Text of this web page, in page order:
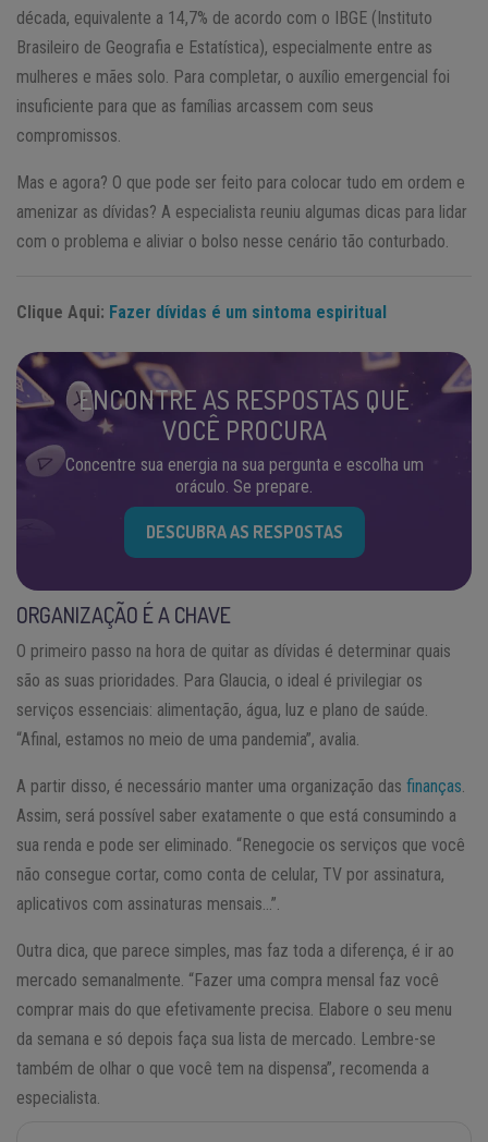
década, equivalente a 14,7% de acordo com o IBGE (Instituto
Brasileiro de Geografia e Estatística), especialmente entre as
mulheres e mães solo. Para completar, o auxílio emergencial foi
insuficiente para que as famílias arcassem com seus
compromissos.
Mas e agora? O que pode ser feito para colocar tudo em ordem e
amenizar as dívidas? A especialista reuniu algumas dicas para lidar
com o problema e aliviar o bolso nesse cenário tão conturbado.
Clique Aqui: Fazer dívidas é um sintoma espiritual
ENCONTRE AS RESPOSTAS QUE
VOCÊ PROCURA
Concentre sua energia na sua pergunta e escolha um
oráculo. Se prepare.
DESCUBRA AS RESPOSTAS
ORGANIZAÇÃO É A CHAVE
O primeiro passo na hora de quitar as dívidas é determinar quais
são as suas prioridades. Para Glaucia, o ideal é privilegiar os
serviços essenciais: alimentação, água, luz e plano de saúde.
“Afinal, estamos no meio de uma pandemia”, avalia.
A partir disso, é necessário manter uma organização das finanças
Assim, será possível saber exatamente o que está consumindo a
sua renda e pode ser eliminado. “Renegocie os serviços que você
não consegue cortar, como conta de celular, TV por assinatura,
aplicativos com assinaturas mensais…”.
Outra dica, que parece simples, mas faz toda a diferença, é ir ao
mercado semanalmente. “Fazer uma compra mensal faz você
comprar mais do que efetivamente precisa. Elabore o seu menu
da semana e só depois faça sua lista de mercado. Lembre-se
também de olhar o que você tem na dispensa”, recomenda a
especialista.